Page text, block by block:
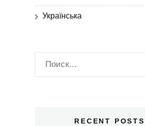
Українська
Найти:
RECENT POSTS